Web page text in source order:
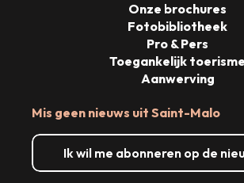
Mis geen nieuws uit Saint-Malo
Ik wil me abonneren op de
Onze brochures
Fotobibliotheek
Pro & Pers
Toegankelijk toerisme
Aanwerving